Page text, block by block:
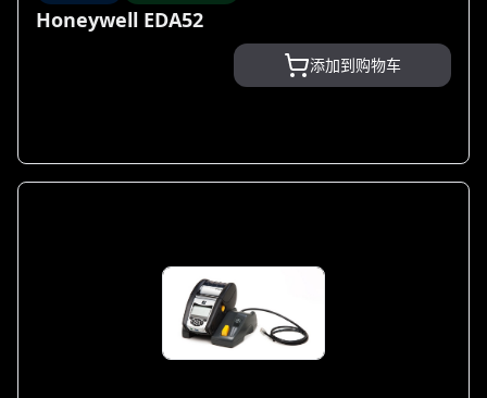
Honeywell EDA52
添加到购物车